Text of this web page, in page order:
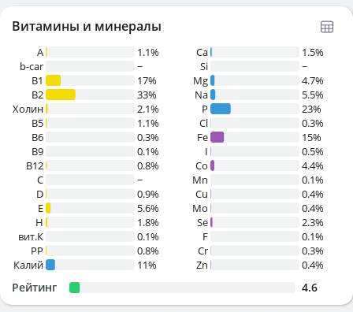
Витамины и минералы
A
1.1%
b-car
~
В1
17%
B2
33%
Холин
2.1%
B5
1.1%
B6
0.3%
B9
0.1%
B12
0.8%
C
~
D
0.9%
E
5.6%
H
1.8%
вит.К
0.1%
PP
0.8%
Калий
11%
Ca
1.5%
Si
~
Mg
4.7%
Na
5.5%
P
23%
Cl
0.3%
Fe
15%
I
0.5%
Co
4.4%
Mn
0.1%
Cu
0.4%
Mo
0.4%
Se
2.3%
F
0.1%
Cr
0.3%
Zn
0.4%
Рейтинг 4.6